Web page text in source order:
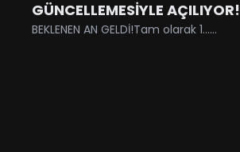
GÜNCELLEMESİYLE AÇILIYOR!
BEKLENEN AN GELDİ!Tam olarak 1......